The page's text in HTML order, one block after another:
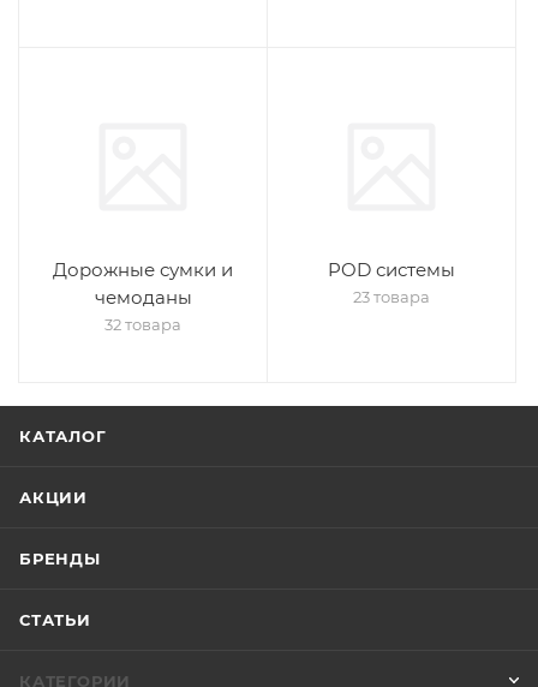
Дорожные сумки и
чемоданы
32 товара
POD системы
23 товара
КАТАЛОГ
АКЦИИ
БРЕНДЫ
СТАТЬИ
КАТЕГОРИИ